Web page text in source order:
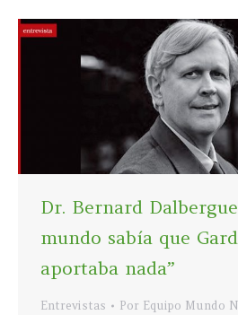
Dr. Bernard
mundo sabía que
aportaba nada”
Entrevistas Por Equipo Mundo